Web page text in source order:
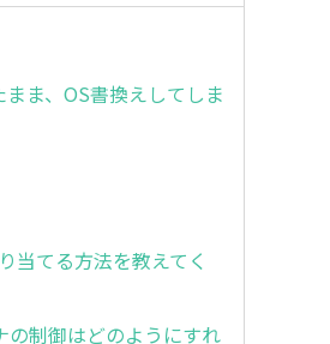
ま、OS書換えしてしま
当てる方法を教えてく
制御はどのようにすれ